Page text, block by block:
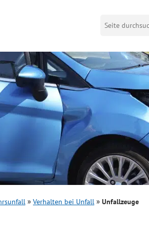
Verhalten bei Unfall Unfallzeuge